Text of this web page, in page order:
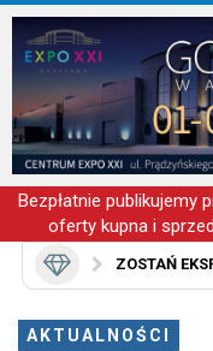
Bezpłatnie publikujemy
oferty kupna i
ZOSTAŃ
AKTUALNOŚCI